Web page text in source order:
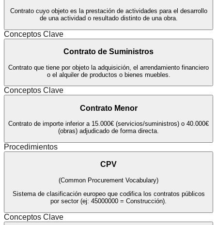
Contrato cuyo objeto es la prestación de actividades para el desarrollo
de una actividad o resultado distinto de una obra.
Conceptos Clave
Contrato de Suministros
Contrato que tiene por objeto la adquisición, el arrendamiento financiero
o el alquiler de productos o bienes muebles.
Conceptos Clave
Contrato Menor
Contrato de importe inferior a 15.000€ (servicios/suministros) o 40.000€
(obras) adjudicado de forma directa.
Procedimientos
CPV
(Common Procurement Vocabulary)
Sistema de clasificación europeo que codifica los contratos públicos
por sector (ej: 45000000 = Construcción).
Conceptos Clave